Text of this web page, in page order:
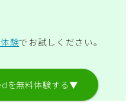
験でお試しください。
無料体験する▼